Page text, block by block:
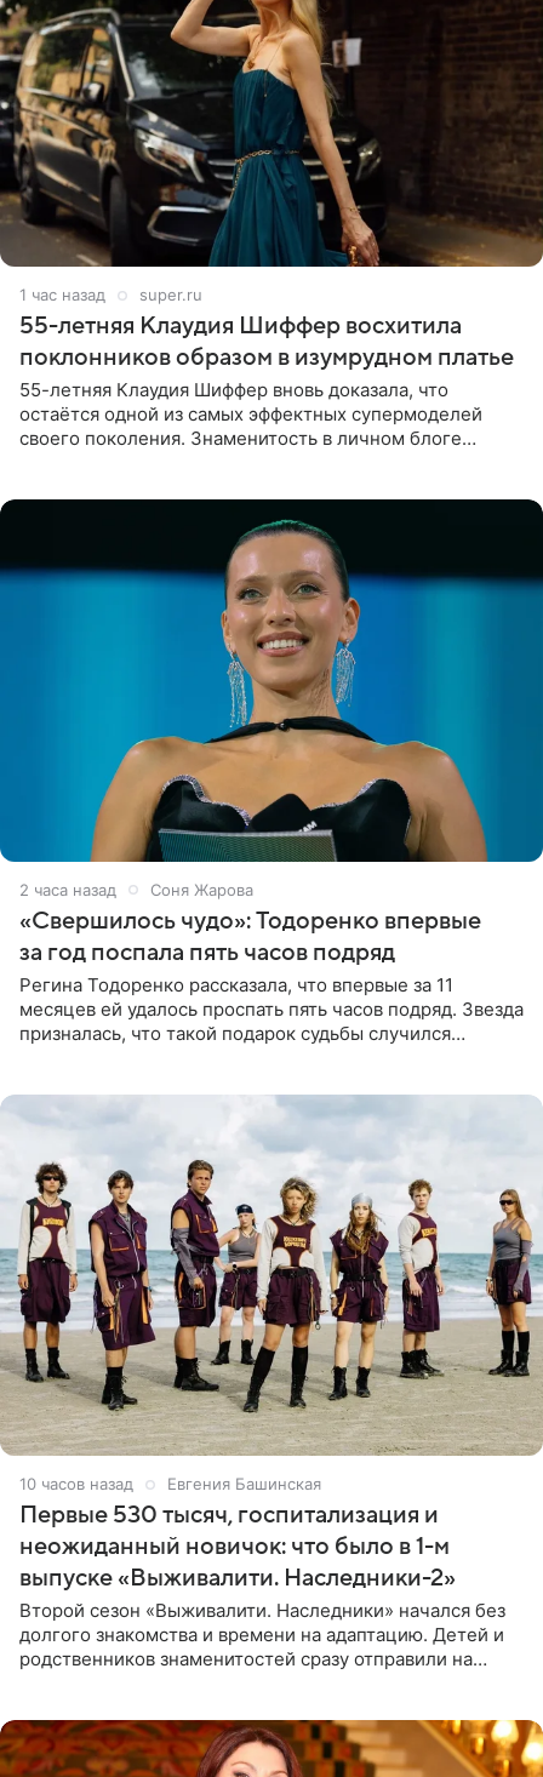
1 час назад super.ru
55-летняя Клаудия Шиффер восхитила
поклонников образом в изумрудном платье
55-летняя Клаудия Шиффер вновь доказала, что
остаётся одной из самых эффектных супермоделей
своего поколения. Знаменитость в личном блоге
2 часа назад Соня Жарова
«Свершилось чудо»: Тодоренко впервые
за год поспала пять часов подряд
Регина Тодоренко рассказала, что впервые за 11
месяцев ей удалось проспать пять часов подряд. Звезда
призналась, что такой подарок судьбы случился
10 часов назад Евгения Башинская
Первые 530 тысяч, госпитализация и
неожиданный новичок: что было в 1-м
выпуске «Выживалити. Наследники-2»
Второй сезон «Выживалити. Наследники» начался без
долгого знакомства и времени на адаптацию. Детей и
родственников знаменитостей сразу отправили на